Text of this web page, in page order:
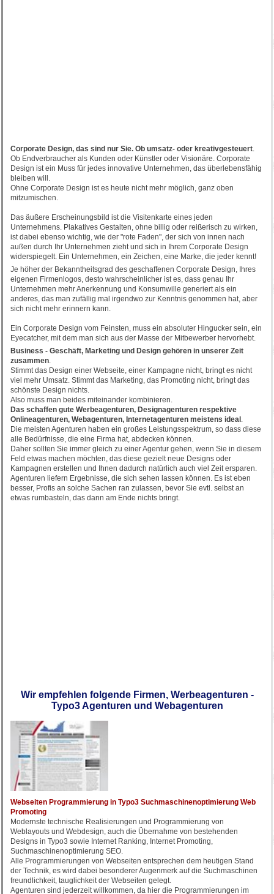
Corporate Design, das sind nur Sie. Ob umsatz- oder kreativgesteuert.
Ob Endverbraucher als Kunden oder Künstler oder Visionäre. Corporate
Design ist ein Muss für jedes innovative Unternehmen, das überlebensfähig
bleiben will.
Ohne Corporate Design ist es heute nicht mehr möglich, ganz oben
mitzumischen.
Das äußere Erscheinungsbild ist die Visitenkarte eines jeden
Unternehmens. Plakatives Gestalten, ohne billig oder reißerisch zu wirken,
ist dabei ebenso wichtig, wie der "rote Faden", der sich von innen nach
außen durch Ihr Unternehmen zieht und sich in Ihrem Corporate Design
widerspiegelt. Ein Unternehmen, ein Zeichen, eine Marke, die jeder kennt!
Je höher der Bekanntheitsgrad des geschaffenen Corporate Design, Ihres
eigenen Firmenlogos, desto wahrscheinlicher ist es, dass genau Ihr
Unternehmen mehr Anerkennung und Konsumwille generiert als ein
anderes, das man zufällig mal irgendwo zur Kenntnis genommen hat, aber
sich nicht mehr erinnern kann.
Ein Corporate Design vom Feinsten, muss ein absoluter Hingucker sein, ein
Eyecatcher, mit dem man sich aus der Masse der Mitbewerber hervorhebt.
Business - Geschäft, Marketing und Design gehören in unserer Zeit
zusammen.
Stimmt das Design einer Webseite, einer Kampagne nicht, bringt es nicht
viel mehr Umsatz. Stimmt das Marketing, das Promoting nicht, bringt das
schönste Design nichts.
Also muss man beides miteinander kombinieren.
Das schaffen gute Werbeagenturen, Designagenturen respektive
Onlineagenturen, Webagenturen, Internetagenturen meistens ideal .
Die meisten Agenturen haben ein großes Leistungsspektrum, so dass diese
alle Bedürfnisse, die eine Firma hat, abdecken können.
Daher sollten Sie immer gleich zu einer Agentur gehen, wenn Sie in diesem
Feld etwas machen möchten, das diese gezielt neue Designs oder
Kampagnen erstellen und Ihnen dadurch natürlich auch viel Zeit ersparen.
Agenturen liefern Ergebnisse, die sich sehen lassen können. Es ist eben
besser, Profis an solche Sachen ran zulassen, bevor Sie evtl. selbst an
etwas rumbasteln, das dann am Ende nichts bringt.
Wir empfehlen folgende Firmen, Werbeagenturen -
Typo3 Agenturen und Webagenturen
Webseiten Programmierung in Typo3 Suchmaschinenoptimierung Web
Promoting
Modernste technische Realisierungen und Programmierung von
Weblayouts und Webdesign, auch die Übernahme von bestehenden
Designs in Typo3 sowie Internet Ranking, Internet Promoting,
Suchmaschinenoptimierung SEO.
Alle Programmierungen von Webseiten entsprechen dem heutigen Stand
der Technik, es wird dabei besonderer Augenmerk auf die Suchmaschinen
freundlichkeit, tauglichkeit der Webseiten gelegt.
Agenturen sind jederzeit willkommen, da hier die Programmierungen im